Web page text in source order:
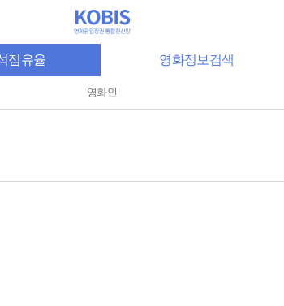
점유율 영화정보검색
영화인